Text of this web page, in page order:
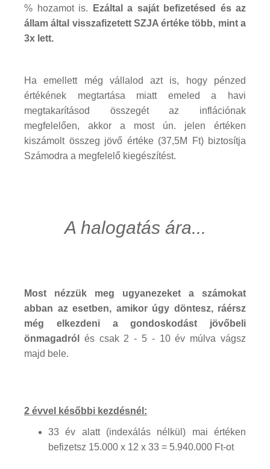
% hozamot is.
Ezáltal a saját befizetésed és az
állam által visszafizetett SZJA értéke több, mint a
3x lett.
Ha emellett még vállalod azt is, hogy pénzed
értékének megtartása miatt emeled a havi
megtakarításod összegét az inflációnak
megfelelően, akkor a most ún. jelen értéken
kiszámolt összeg jövő értéke (37,5M Ft) biztosítja
Számodra a megfelelő kiegészítést.
A halogatás ára...
Most nézzük meg ugyanezeket a számokat
abban az esetben, amikor úgy döntesz, ráérsz
még elkezdeni a gondoskodást jövőbeli
önmagadról
és csak 2 - 5 - 10 év múlva vágsz
majd bele.
2 évvel későbbi kezdésnél:
33 év alatt (indexálás nélkül) mai értéken
befizetsz 15.000 x 12 x 33 = 5.940.000 Ft-ot